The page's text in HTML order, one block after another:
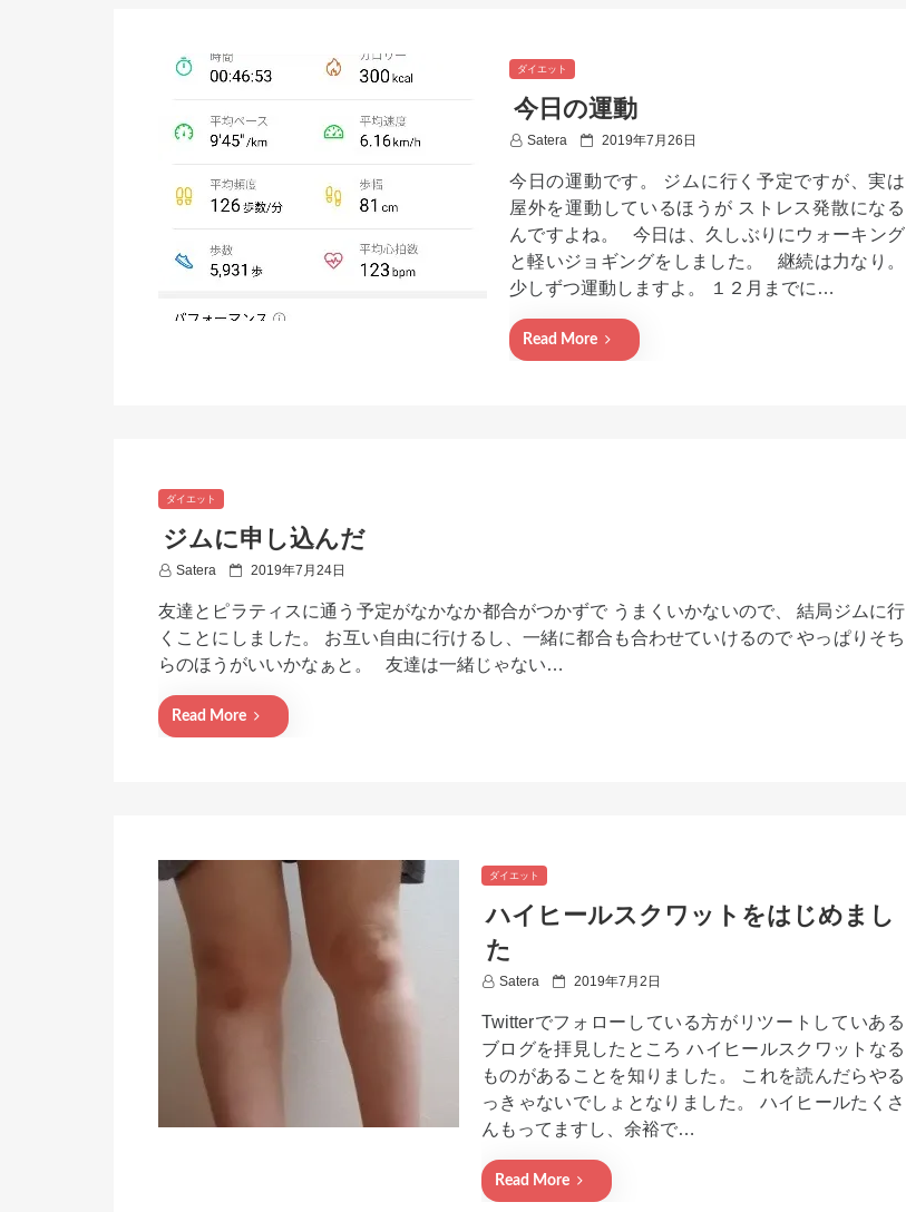
ダイエット
今日の運動
Satera
P
s
t
e
d
o
n
2019年7月26日
今日の運動です。 ジムに行く予定ですが、実は
屋外を運動しているほうが ストレス発散になる
んですよね。 今日は、久しぶりにウォーキング
と軽いジョギングをしました。 継続は力なり。
少しずつ運動しますよ。 １２月までに…
Read More
ダイエット
ジムに申し込んだ
Satera
P
s
e
d
n
2019年7月24日
友達とピラティスに通う予定がなかなか都合がつかずで うまくいかないので、 結局ジムに行
くことにしました。 お互い自由に行けるし、一緒に都合も合わせていけるので やっぱりそち
らのほうがいいかなぁと。 友達は一緒じゃない…
Read More
ダイエット
ハイヒールスクワットをはじめまし
た
Satera
P
s
t
e
d
o
2019年7月2日
Twitterでフォローしている方がリツートしていある
ブログを拝見したところ ハイヒールスクワットなる
ものがあることを知りました。 これを読んだらやる
っきゃないでしょとなりました。 ハイヒールたくさ
んもってますし、余裕で…
Read More